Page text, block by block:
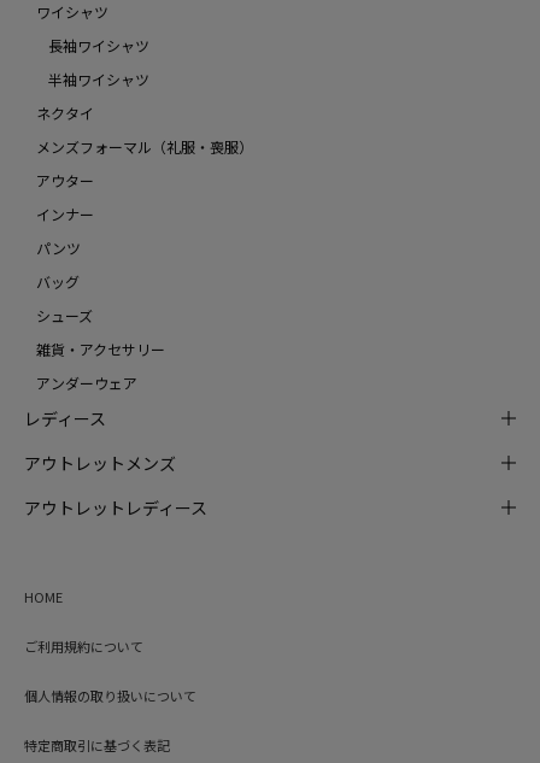
ワイシャツ
長袖ワイシャツ
半袖ワイシャツ
ネクタイ
メンズフォーマル（礼服・喪服）
アウター
インナー
パンツ
バッグ
シューズ
雑貨・アクセサリー
アンダーウェア
レディース
アウトレットメンズ
アウトレットレディース
HOME
ご利用規約について
個人情報の取り扱いについて
特定商取引に基づく表記